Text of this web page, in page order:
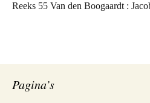
Reeks 55 Van den Boogaardt :
Pagina’s